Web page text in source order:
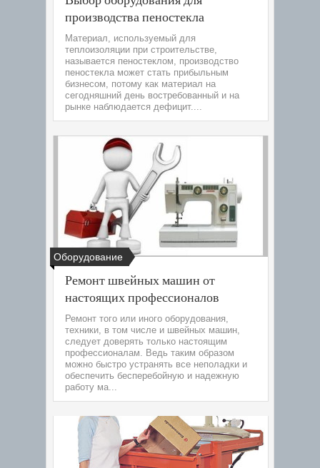
производства пеностекла
Материал, используемый для
теплоизоляции при строительстве,
называется пеностеклом, производство
пеностекла может стать прибыльным
бизнесом, потому как материал на
сегодняшний день востребованный и на
рынке наблюдается дефицит....
Оборудование
Ремонт швейных машин от
настоящих профессионалов
Ремонт того или иного оборудования,
техники, в том числе и швейных машин,
следует доверять только настоящим
профессионалам. Ведь таким образом
можно быстро устранять все неполадки и
обеспечить бесперебойную и надежную
работу ма...